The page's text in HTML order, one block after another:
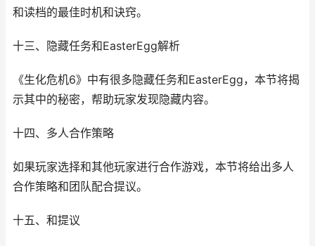
和读档的最佳时机和诀窍。
十三、隐藏任务和EasterEgg解析
《生化危机6》中有很多隐藏任务和EasterEgg，本节将揭
示其中的秘密，帮助玩家发现隐藏内容。
十四、多人合作策略
如果玩家选择和其他玩家进行合作游戏，本节将给出多人
合作策略和团队配合提议。
十五、和提议